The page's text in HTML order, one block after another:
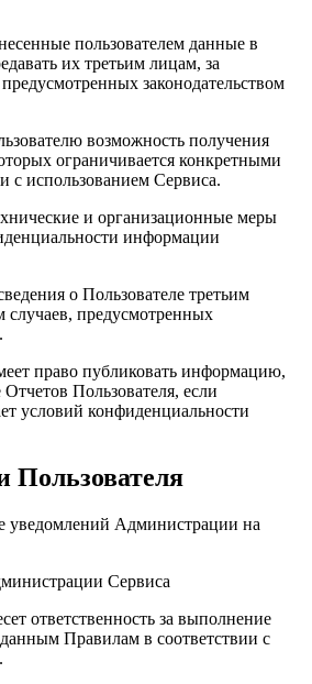
пользователем данные в
их третьим лицам, за
законодательством
возможность получения
ограничивается конкретными
с использованием Сервиса.
и организационные меры
информации
о Пользователе третьим
случаев, предусмотренных
право публиковать информацию,
Пользователя, если
условий конфиденциальности
Пользователя
уведомлений Администрации на
Сервиса
ответственность за выполнение
данным Правилам в соответствии с